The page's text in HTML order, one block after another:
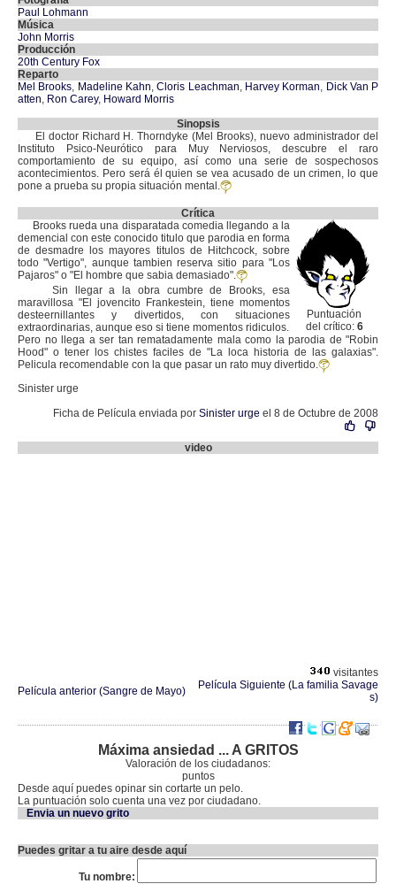
Paul Lohmann
Música
John Morris
Producción
20th Century Fox
Reparto
Mel Brooks, Madeline Kahn,Cloris Leachman, Harvey Korman, Dick Van P
atten, Ron Carey, Howard Morris
Sinopsis
El doctor Richard H. Thorndyke (Mel Brooks), nuevo administrador del
Instituto Psico-Neurótico para Muy Nerviosos, descubre el raro
comportamiento de su equipo, así como una serie de sospechosos
acontecimientos. Pero será él quien se vea acusado de un crimen, lo que
pone a prueba su propia situación mental.
Crítica
Puntuación
del crítico: 6
Brooks rueda una disparatada comedia llegando a la
demencial con este conocido titulo que parodia en forma
de desmadre los mayores titulos de Hitchcock, sobre
todo "Vertigo", aunque tambien reserva sitio para "Los
Pajaros" o "El hombre que sabia demasiado".
Sin llegar a la obra cumbre de Brooks, esa
maravillosa "El jovencito Frankestein, tiene momentos
desteernillantes y divertidos, con situaciones
extraordinarias, aunque eso si tiene momentos ridiculos.
Pero no llega a ser tan rematadamente mala como la parodia de "Robin
Hood" o tener los chistes faciles de "La loca historia de las galaxias".
Pelicula recomendable con la que pasar un rato muy divertido.
Sinister urge
Ficha de Película enviada por Sinister urge el 8 de Octubre de 2008
video
visitantes
Película anterior (Sangre de Mayo)
Película Siguiente (La familia Savage
s)
Máxima ansiedad ... A GRITOS
Valoración de los ciudadanos:
puntos
Desde aquí puedes opinar sin cortarte un pelo.
La puntuación solo cuenta una vez por ciudadano.
Envia un nuevo grito
Puedes gritar a tu aire desde aquí
Tu nombre: